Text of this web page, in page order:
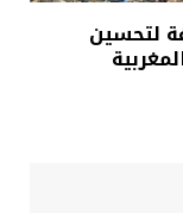
لتحسين